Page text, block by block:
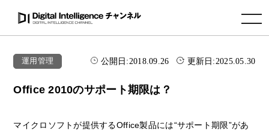
toggle navigation
運用管理 公開日:2018.09.26 更新日:2025.05.30
Office 2010のサポート期限は？
マイクロソフトが提供するOffice製品には“サポート期限”があ